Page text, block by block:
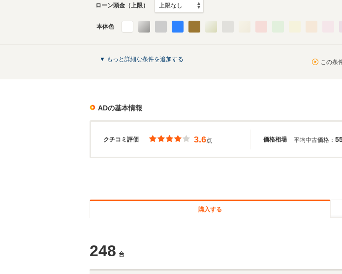
ローン頭金（上限）
本体色
▼ もっと詳細な条件を追加する この条
ADの基本情報
クチコミ評価 価格相場
3.6点 平均中古価格：
購入する
248 台